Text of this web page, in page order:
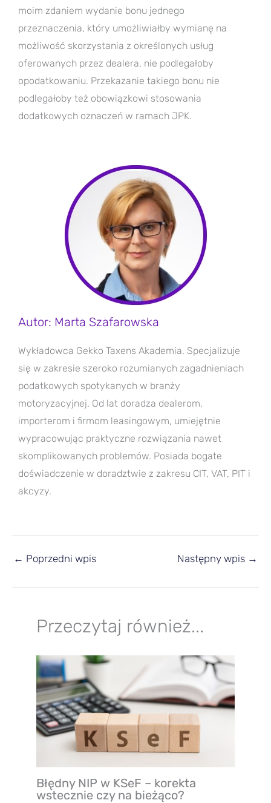
moim zdaniem wydanie bonu jednego
przeznaczenia, który umożliwiałby wymianę na
możliwość skorzystania z określonych usług
oferowanych przez dealera, nie podlegałoby
opodatkowaniu. Przekazanie takiego bonu nie
podlegałoby też obowiązkowi stosowania
dodatkowych oznaczeń w ramach JPK.
Autor: Marta Szafarowska
Wykładowca Gekko Taxens Akademia. Specjalizuje
się w zakresie szeroko rozumianych zagadnieniach
podatkowych spotykanych w branży
motoryzacyjnej. Od lat doradza dealerom,
importerom i firmom leasingowym, umiejętnie
wypracowując praktyczne rozwiązania nawet
skomplikowanych problemów. Posiada bogate
doświadczenie w doradztwie z zakresu CIT, VAT, PIT i
akcyzy.
← Poprzedni wpis Następny wpis →
Przeczytaj również...
Błędny NIP w KSeF – korekta
wstecznie czy na bieżąco?